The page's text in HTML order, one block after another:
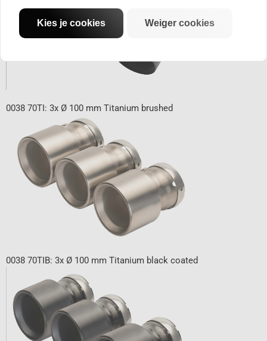
0038 70TI: 3x Ø 100 mm Titanium brushed
0038 70TIB: 3x Ø 100 mm Titanium black coated
Kies je cookies Weiger cookies